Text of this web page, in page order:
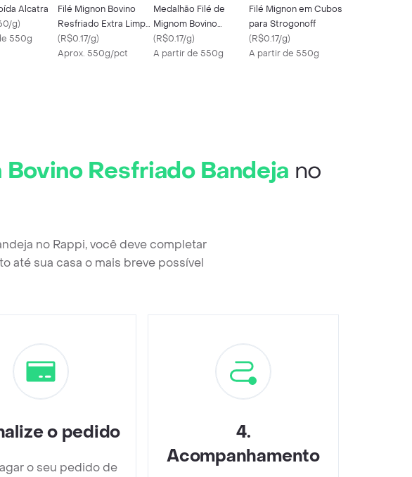
Alcatra
g)
550g
Filé Mignon Bovino
Resfriado Extra Limpo
Em Bife Bandeja
(R$0.17/g)
Aprox. 550g/pct
Medalhão Filé de
Mignom Bovino
Resfriado
(R$0.17/g)
A partir de 550g
Filé Mignon em Cubos
para Strogonoff
(R$0.17/g)
A partir de 550g
Resfriado Bandeja no
no Rappi, você deve completar
até sua casa o mais breve possível
o pedido
o seu pedido de
4.
Acompanhamento